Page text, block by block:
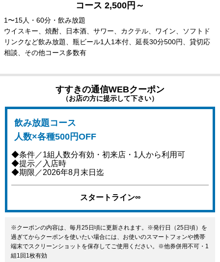
コース 2,500円～
1〜15人・60分・飲み放題
ウイスキー、焼酎、日本酒、サワー、カクテル、ワイン、ソフトド
リンクなど飲み放題、瓶ビール1人1本付、延長30分500円、貸切応
相談、その他コース多数有
すすきの通信WEBクーポン
（お店の方に提示して下さい）
飲み放題コース
人数×各種500円OFF
◆条件／1組人数分有効・初来店・1人から利用可
◆提示／入店時
◆期限／2026年8月末日迄
スタートライン∞
※クーポンの内容は、毎月25日頃に更新されます。※発行日（25日頃）を
過ぎてからクーポンを使いたい場合には、お使いのスマートフォンや携帯
端末でスクリーンショットを保存してご使用ください。※他券併用不可・1
組1回1枚有効